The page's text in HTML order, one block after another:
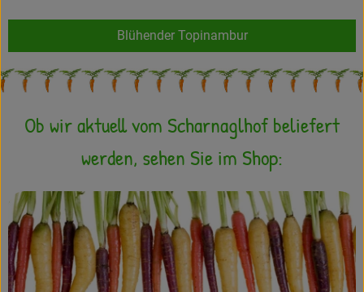
Blühender Topinambur
Ob wir aktuell vom Scharnaglhof beliefert
werden, sehen Sie im Shop: